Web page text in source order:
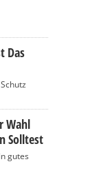
Das
Wahl
Solltest
gutes